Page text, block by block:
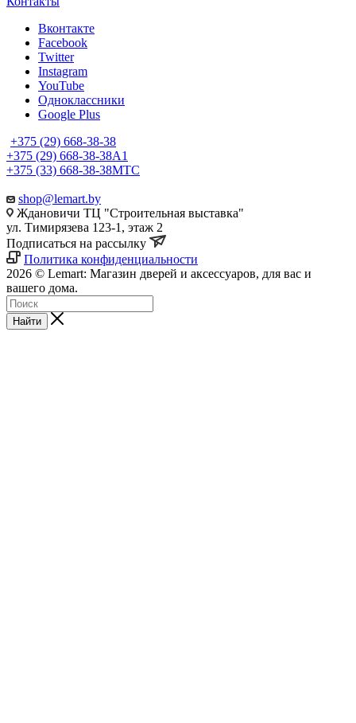
Вконтакте
Facebook
Twitter
Instagram
YouTube
Одноклассники
Google Plus
+375 (29) 668-38-38
+375 (29) 668-38-38A1
+375 (33) 668-38-38МТС
shop@lemart.by
Ждановичи ТЦ "Строительная выставка"
ул. Тимирязева 123-1, этаж 2
Подписаться на рассылку
Политика конфиденциальности
2026 © Lemart: Магазин дверей и аксессуаров, для вас и
вашего дома.
Найти